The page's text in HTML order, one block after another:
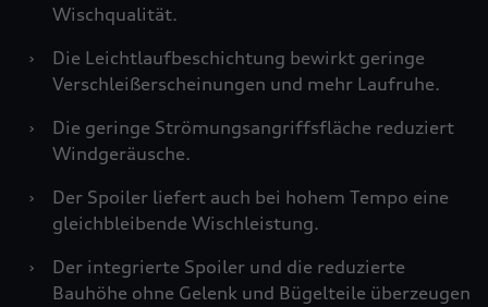
Wischqualität.
›
Die Leichtlaufbeschichtung bewirkt geringe
Verschleißerscheinungen und mehr Laufruhe.
›
Die geringe Strömungsangriffsfläche reduziert
Windgeräusche.
›
Der Spoiler liefert auch bei hohem Tempo eine
gleichbleibende Wischleistung.
›
Der integrierte Spoiler und die reduzierte
Bauhöhe ohne Gelenk und Bügelteile überzeugen